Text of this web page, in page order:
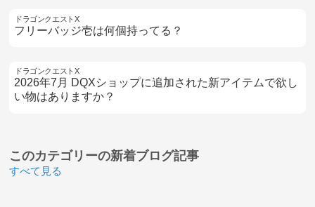
ドラゴンクエストX
フリーバッジ壱は何個持ってる？
ドラゴンクエストX
2026年7月 DQXショップに追加された新アイテムで欲し
い物はありますか？
このカテゴリーの新着ブログ記事
すべて見る